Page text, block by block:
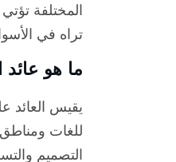
المختلفة
تراه في
ما هو عائد
يقيس العائد
للغات
التصميم